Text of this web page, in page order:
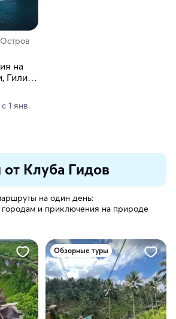
на
Гили,
1 янв.
Клуба Гидов
на один день:
городам и приключения на природе
Обзорные туры